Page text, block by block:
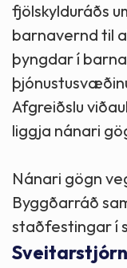
fjölskylduráðs
barnavernd til
þyngdar í
Afgreiðslu
liggja nánari
Nánari gögn
Byggðarráð
staðfestingar í
Sveitarstjórn